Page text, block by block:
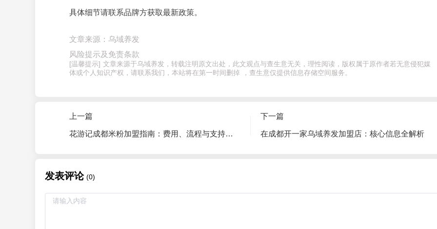
具体细节请联系品牌方获取最新政策。
文章来源：乌域养发
风险提示及免责条款
[温馨提示] 文章来源于乌域养发，转载注明原文出处，此文观点与查生意无关，理性阅读，版权属于原作者若无意侵犯媒
体或个人知识产权，请联系我们，本站将在第一时间删掉 ，查生意仅提供信息存储空间服务。
上一篇
花游记成都米粉加盟指南：费用、流程与支持政策全解析
下一篇
在成都开一家乌域养发加盟店：核心信息全解析
发表评论 (0)